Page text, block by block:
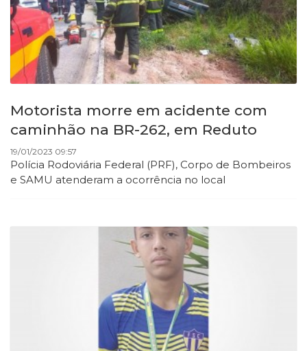
Motorista morre em acidente com
caminhão na BR-262, em Reduto
19/01/2023 09:57
Polícia Rodoviária Federal (PRF), Corpo de Bombeiros
e SAMU atenderam a ocorrência no local